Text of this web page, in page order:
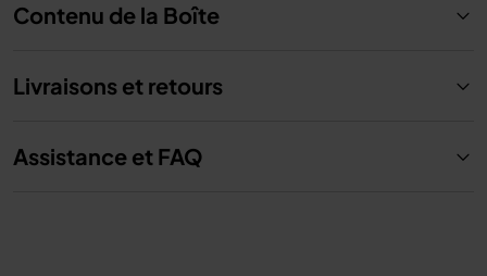
Contenu de la Boîte
Livraisons et retours
Assistance et FAQ